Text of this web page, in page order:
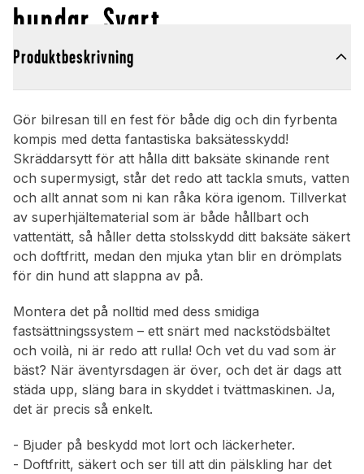
hundar, Svart
Produktbeskrivning
Gör bilresan till en fest för både dig och din fyrbenta
kompis med detta fantastiska baksätesskydd!
Skräddarsytt för att hålla ditt baksäte skinande rent
och supermysigt, står det redo att tackla smuts, vatten
och allt annat som ni kan råka köra igenom. Tillverkat
av superhjältematerial som är både hållbart och
vattentätt, så håller detta stolsskydd ditt baksäte säkert
och doftfritt, medan den mjuka ytan blir en drömplats
för din hund att slappna av på.
Montera det på nolltid med dess smidiga
fastsättningssystem – ett snärt med nackstödsbältet
och voilà, ni är redo att rulla! Och vet du vad som är
bäst? När äventyrsdagen är över, och det är dags att
städa upp, släng bara in skyddet i tvättmaskinen. Ja,
det är precis så enkelt.
- Bjuder på beskydd mot lort och läckerheter.
- Doftfritt, säkert och ser till att din pälskling har det